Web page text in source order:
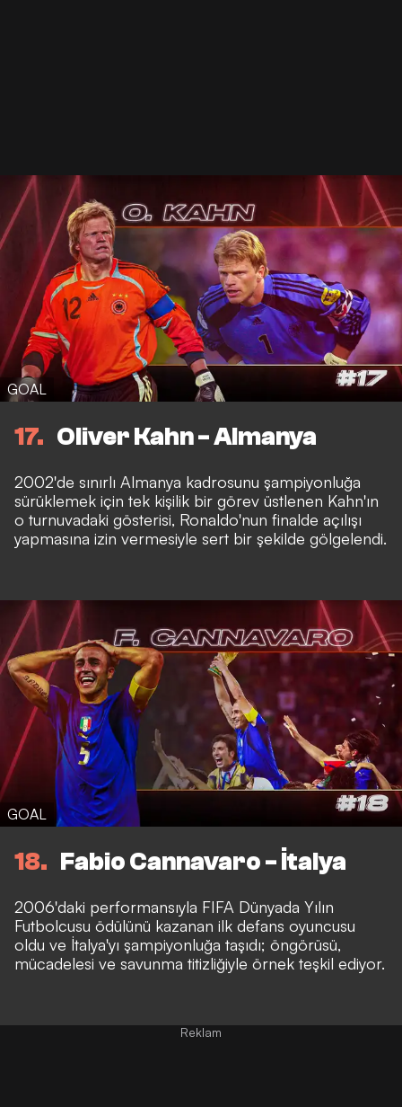
GOAL
17 Oliver Kahn - Almanya
2002'de sınırlı Almanya kadrosunu şampiyonluğa
sürüklemek için tek kişilik bir görev üstlenen Kahn'ın
o turnuvadaki gösterisi, Ronaldo'nun finalde açılışı
yapmasına izin vermesiyle sert bir şekilde gölgelendi.
GOAL
18 Fabio Cannavaro - İtalya
2006'daki performansıyla FIFA Dünyada Yılın
Futbolcusu ödülünü kazanan ilk defans oyuncusu
oldu ve İtalya'yı şampiyonluğa taşıdı; öngörüsü,
mücadelesi ve savunma titizliğiyle örnek teşkil ediyor.